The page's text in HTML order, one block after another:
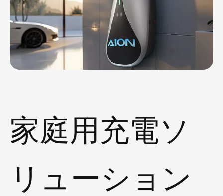
家庭用充電ソ
リューション